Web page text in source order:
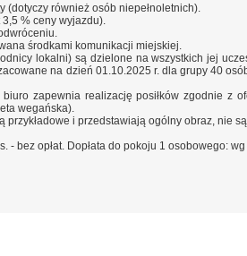
również osób niepełnoletnich).
% ceny wyjazdu).
środkami komunikacji miejskiej.
lokalni) są dzielone na wszystkich jej
na dzień 01.10.2025 r. dla grupy 40
zapewnia realizację posiłków zgodnie z
wegańska).
i przedstawiają ogólny obraz, nie
bez opłat. Dopłata do pokoju 1 osobowego: